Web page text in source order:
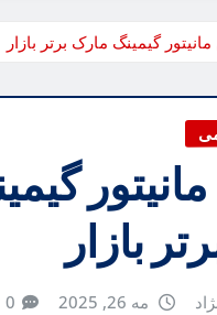
مانیتور گیمینگ مارک برتر بازار
بازار
مه 26, 2025 0